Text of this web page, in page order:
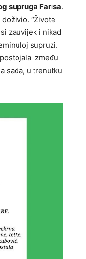
supruga Farisa.
“Živote
zauvijek i nikad
supruzi.
između
sada, u trenutku